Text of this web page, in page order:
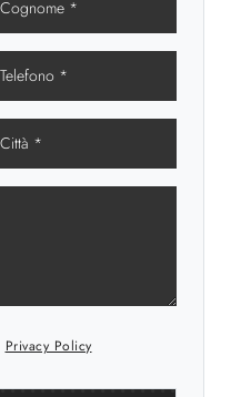
Privacy Policy